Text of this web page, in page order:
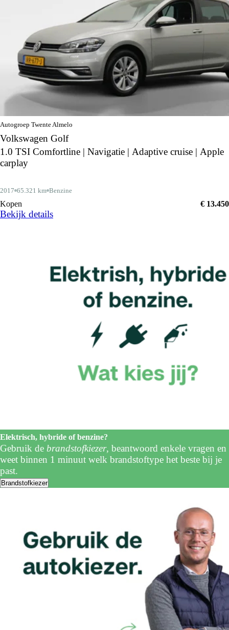
Autogroep Twente Almelo
Volkswagen Golf
1.0 TSI Comfortline | Navigatie | Adaptive cruise | Apple
carplay
2017 65.321 km Benzine
Kopen € 13.450
Bekijk details
Elektrisch, hybride of benzine?
Gebruik de brandstofkiezer, beantwoord enkele vragen en
weet binnen 1 minuut welk brandstoftype het beste bij je
past.
Brandstofkiezer